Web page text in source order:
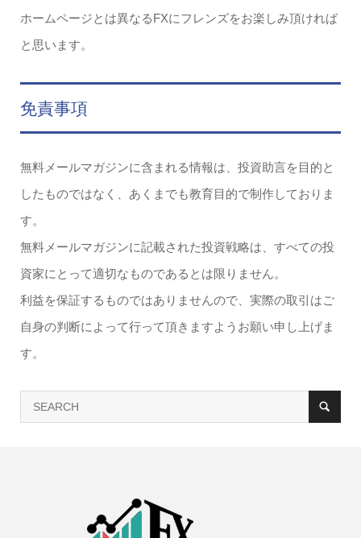
ホームページとは異なるFXにフレンズをお楽しみ頂ければ
と思います。
免責事項
無料メールマガジンに含まれる情報は、投資助言を目的と
したものではなく、あくまでも教育目的で制作しておりま
す。
無料メールマガジンに記載された投資戦略は、すべての投
資家にとって適切なものであるとは限りません。
利益を保証するものではありませんので、実際の取引はご
自身の判断によって行って頂きますようお願い申し上げま
す。